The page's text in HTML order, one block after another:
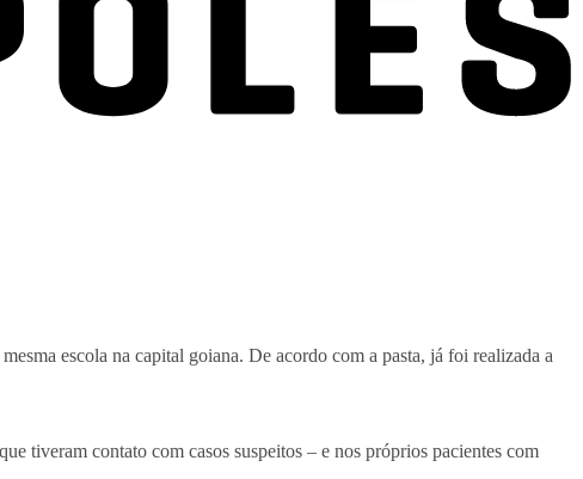
escola na capital goiana. De acordo com a pasta, já foi realizada a
tiveram contato com casos suspeitos – e nos próprios pacientes com